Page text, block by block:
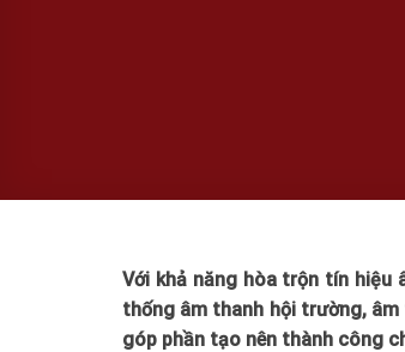
Với khả năng hòa trộn tín hiệu
thống âm thanh hội trường, âm
góp phần tạo nên thành công